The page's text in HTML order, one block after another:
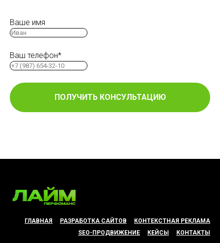
Ваше имя
Ваш телефон*
ПОЛУЧИТЬ КОНСУЛЬТАЦИЮ
ГЛАВНАЯ РАЗРАБОТКА САЙТОВ
КОНТЕКСТНАЯ РЕКЛАМА
SEO-ПРОДВИЖЕНИЕ
КЕЙСЫ КОНТАКТЫ